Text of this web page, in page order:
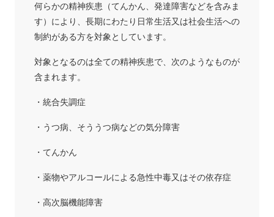
何らかの精神疾患（てんかん、発達障害などを含みま
す）により、長期にわたり日常生活又は社会生活への
制約がある方を対象としています。
対象となるのは全ての精神疾患で、次のようなものが
含まれます。
・統合失調症
・うつ病、そううつ病などの気分障害
・てんかん
・薬物やアルコールによる急性中毒又はその依存症
・高次脳機能障害